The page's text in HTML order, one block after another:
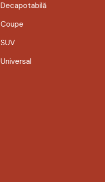
Decapotabilă
Coupe
SUV
Universal